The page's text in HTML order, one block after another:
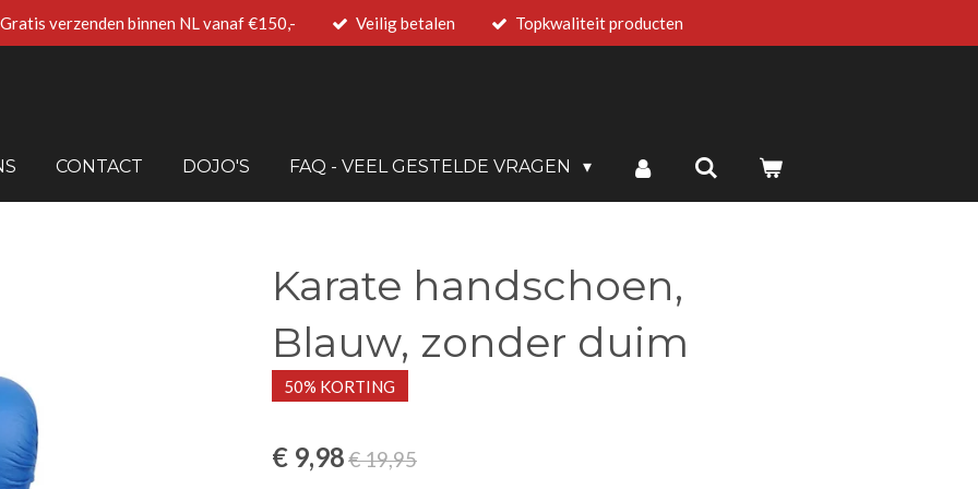
Gratis verzenden binnen NL vanaf €150,- Veilig betalen Topkwaliteit producten
CONTACT DOJO'S FAQ - VEEL GESTELDE VRAGEN
Karate handschoen,
Blauw, zonder duim
50% KORTING
€ 9,98€ 19,95